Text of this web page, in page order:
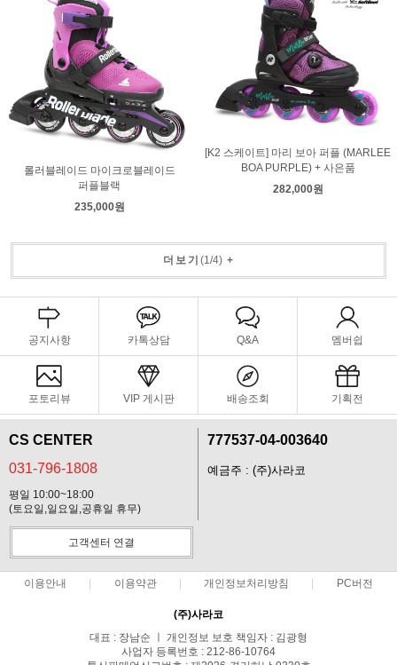
롤러블레이드 마이크로블레이드
퍼플블랙
235,000원
[K2 스케이트] 마리 보아 퍼플 (MARLEE
BOA PURPLE) + 사은품
282,000원
더보기 (1/4)+
공지사항 카톡상담 Q&A 멤버쉽
포토리뷰 VIP 게시판 배송조회 기획전
CS CENTER
031-796-1808
평일 10:00~18:00
(토요일,일요일,공휴일 휴무)
777537-04-003640
예금주 : (주)사라코
고객센터 연결
이용안내 이용약관 개인정보처리방침 PC버전
(주)사라코
대표 : 장남순 ㅣ 개인정보 보호 책임자 : 김광형
사업자 등록번호 : 212-86-10764